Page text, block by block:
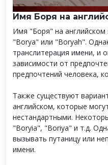
Имя Боря на
Имя "Боря" на
"Borya" или "Boryah".
транслитерация имени, и
зависимости от
предпочтений человека,
Также существуют
английском, которые
нестандартными.
"Boryia", "Boriya" и т.д.
вызывать путаницу или
имени.